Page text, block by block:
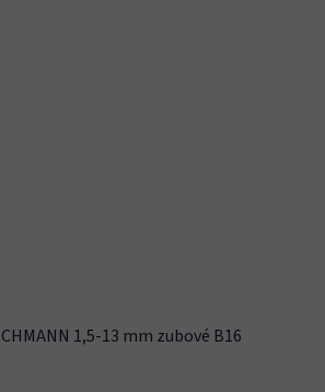
1,5-13 mm zubové B16